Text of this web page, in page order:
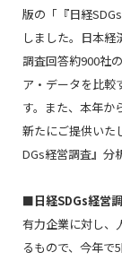
版の「『日経
しました。日本経
調査回答約900社
ア・データを比較
す。また、本年か
新たにご提供いた
DGs経営調査』分
■日経SDGs経営
有力企業に対し、
るもので、今年で5